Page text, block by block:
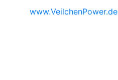
www.VeilchenPower.de